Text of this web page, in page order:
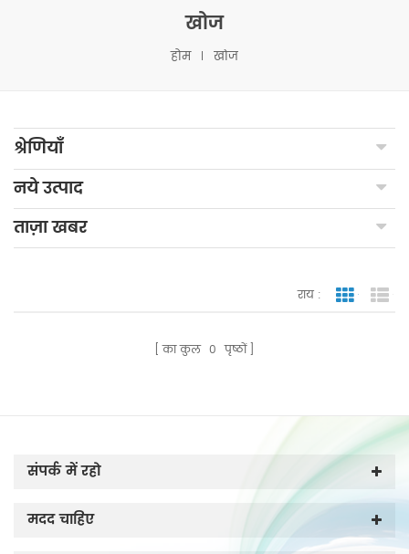
खोज
होम खोज
श्रेणियाँ
नये उत्पाद
ताज़ा खबर
राय : जाली
का कुल 0 पृष्ठों
संपर्क में रहो
मदद चाहिए